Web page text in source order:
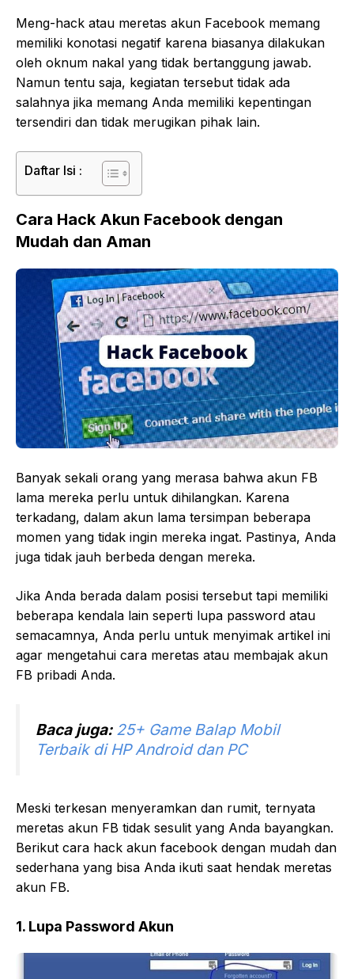
Meng-hack atau meretas akun Facebook memang
memiliki konotasi negatif karena biasanya dilakukan
oleh oknum nakal yang tidak bertanggung jawab.
Namun tentu saja, kegiatan tersebut tidak ada
salahnya jika memang Anda memiliki kepentingan
tersendiri dan tidak merugikan pihak lain.
Daftar Isi :
Cara Hack Akun Facebook dengan
Mudah dan Aman
Banyak sekali orang yang merasa bahwa akun FB
lama mereka perlu untuk dihilangkan. Karena
terkadang, dalam akun lama tersimpan beberapa
momen yang tidak ingin mereka ingat. Pastinya, Anda
juga tidak jauh berbeda dengan mereka.
Jika Anda berada dalam posisi tersebut tapi memiliki
beberapa kendala lain seperti lupa password atau
semacamnya, Anda perlu untuk menyimak artikel ini
agar mengetahui cara meretas atau membajak akun
FB pribadi Anda.
Baca juga: 25+ Game Balap Mobil
Terbaik di HP Android dan PC
Meski terkesan menyeramkan dan rumit, ternyata
meretas akun FB tidak sesulit yang Anda bayangkan.
Berikut cara hack akun facebook dengan mudah dan
sederhana yang bisa Anda ikuti saat hendak meretas
akun FB.
1. Lupa Password Akun